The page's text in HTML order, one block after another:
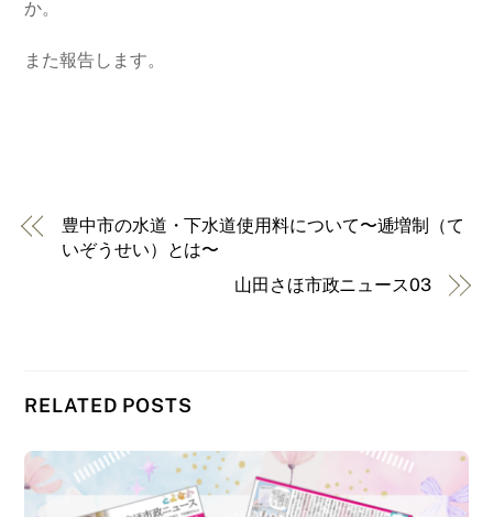
か。
また報告します。
豊中市の水道・下水道使用料について〜逓増制（て
いぞうせい）とは〜
山田さほ市政ニュース03
RELATED POSTS